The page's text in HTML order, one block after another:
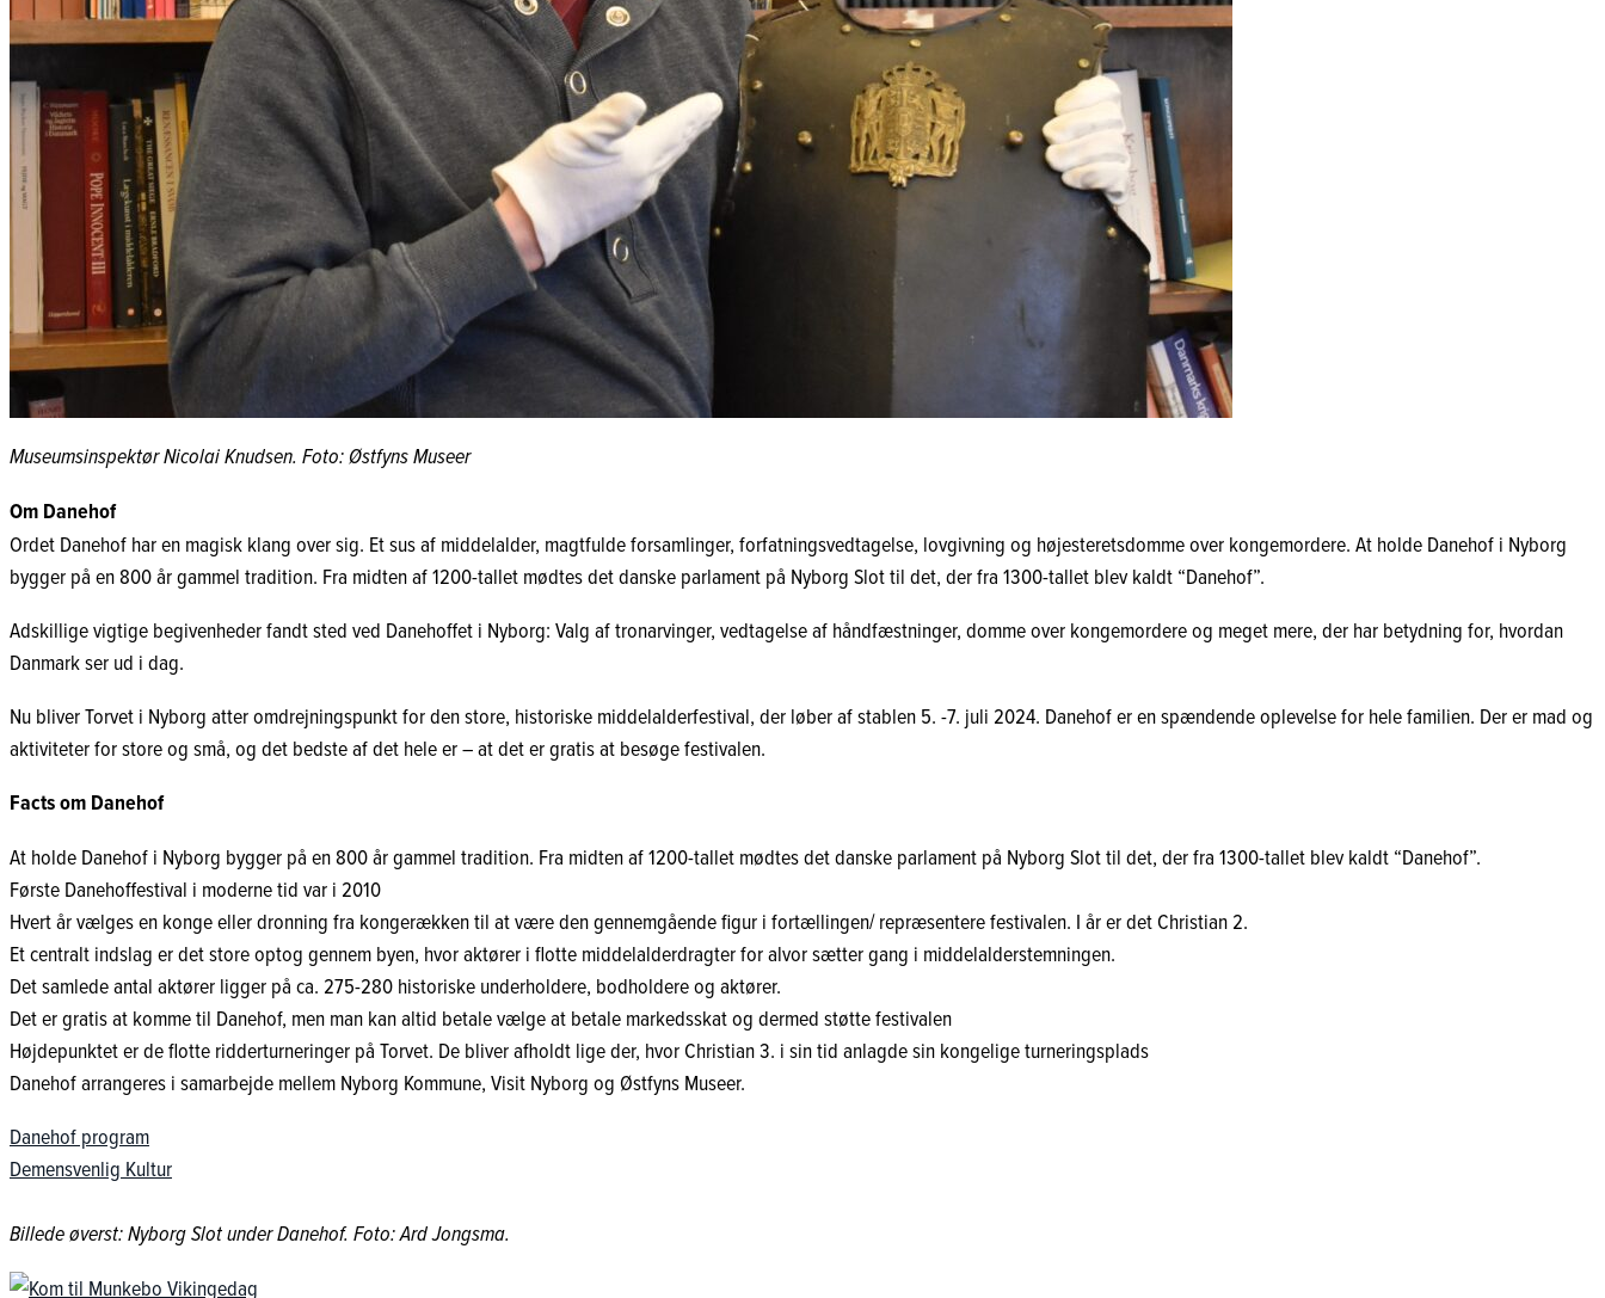
Museumsinspektør Nicolai Knudsen. Foto: Østfyns Museer
Om Danehof
Ordet Danehof har en magisk klang over sig. Et sus af middelalder, magtfulde forsamlinger, forfatningsvedtagelse, lovgivning og højesteretsdomme over kongemordere. At holde Danehof i Nyborg
bygger på en 800 år gammel tradition. Fra midten af 1200-tallet mødtes det danske parlament på Nyborg Slot til det, der fra 1300-tallet blev kaldt “Danehof”.
Adskillige vigtige begivenheder fandt sted ved Danehoffet i Nyborg: Valg af tronarvinger, vedtagelse af håndfæstninger, domme over kongemordere og meget mere, der har betydning for, hvordan
Danmark ser ud i dag.
Nu bliver Torvet i Nyborg atter omdrejningspunkt for den store, historiske middelalderfestival, der løber af stablen 5. -7. juli 2024. Danehof er en spændende oplevelse for hele familien. Der er mad og
aktiviteter for store og små, og det bedste af det hele er – at det er gratis at besøge festivalen.
Facts om Danehof
At holde Danehof i Nyborg bygger på en 800 år gammel tradition. Fra midten af 1200-tallet mødtes det danske parlament på Nyborg Slot til det, der fra 1300-tallet blev kaldt “Danehof”.
Første Danehoffestival i moderne tid var i 2010
Hvert år vælges en konge eller dronning fra kongerækken til at være den gennemgående figur i fortællingen/ repræsentere festivalen. I år er det Christian 2.
Et centralt indslag er det store optog gennem byen, hvor aktører i flotte middelalderdragter for alvor sætter gang i middelalderstemningen.
Det samlede antal aktører ligger på ca. 275-280 historiske underholdere, bodholdere og aktører.
Det er gratis at komme til Danehof, men man kan altid betale vælge at betale markedsskat og dermed støtte festivalen
Højdepunktet er de flotte ridderturneringer på Torvet. De bliver afholdt lige der, hvor Christian 3. i sin tid anlagde sin kongelige turneringsplads
Danehof arrangeres i samarbejde mellem Nyborg Kommune, Visit Nyborg og Østfyns Museer.
Danehof program
Demensvenlig Kultur
Billede øverst: Nyborg Slot under Danehof. Foto: Ard Jongsma.